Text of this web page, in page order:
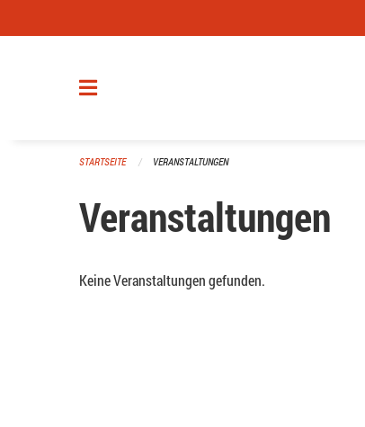
STARTSEITE VERANSTALTUNGEN
Veranstaltungen
Keine Veranstaltungen gefunden.